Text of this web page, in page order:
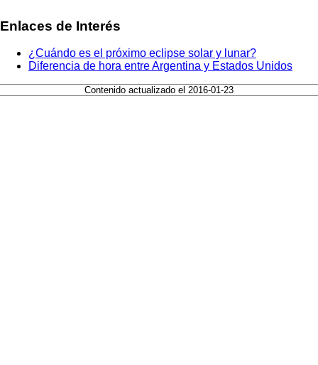
Enlaces de Interés
¿Cuándo es el próximo eclipse solar y lunar?
Diferencia de hora entre Argentina y Estados Unidos
Contenido actualizado el 2016-01-23